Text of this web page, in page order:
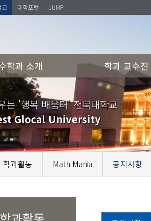
교 대학포털 JUMP
학과 소개 학과 교수진
는 '행복 배움터' 전북대학교
Glocal University
학과활동 Math Mania 공지사항